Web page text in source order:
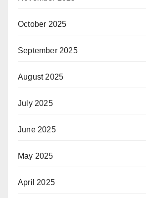
October 2025
September 2025
August 2025
July 2025
June 2025
May 2025
April 2025